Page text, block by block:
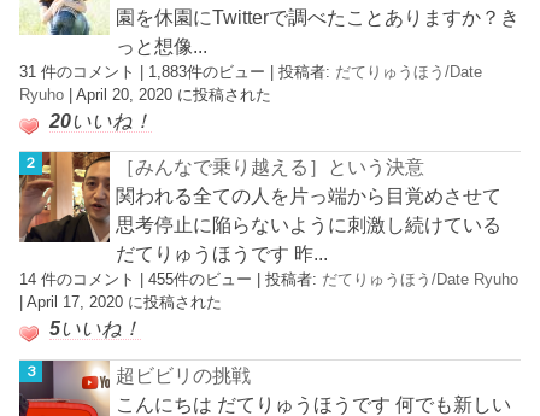
園を休園にTwitterで調べたことありますか？き
っと想像...
31 件のコメント 1,883件のビュー |投稿者: だてりゅうほう/Date
Ryuho |April 20, 2020 に投稿された
20いいね！
［みんなで乗り越える］という決意
関われる全ての人を片っ端から目覚めさせて
思考停止に陥らないように刺激し続けている
だてりゅうほうです 昨...
14 件のコメント |455件のビュー |投稿者: だてりゅうほう/Date Ryuho
|April 17, 2020 に投稿された
5いいね！
超ビビリの挑戦
こんにちは だてりゅうほうです 何でも新しい